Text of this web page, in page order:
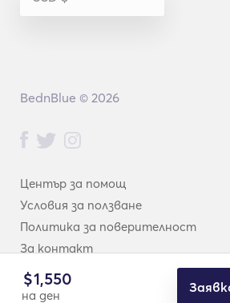
$1,550
на ден
Център за помощ
Условия за ползване
Политика за поверителност
За контакт
BednBlue © 2026